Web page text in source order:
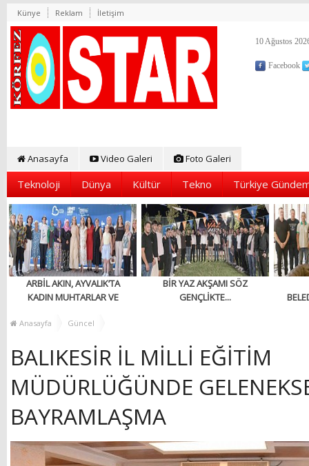
Künye Reklam İletişim
10 Ağustos
Facebook
Anasayfa Video Galeri Foto Galeri
Teknoloji Dünya Kültür Tekno Türkiye
ARBİL AKIN, AYVALIK’TA
KADIN MUHTARLAR VE
BULUŞTU
BİR YAZ AKŞAMI SÖZ
GENÇLİKTE...
Anasayfa Güncel
BALIKESİR İL MİLLİ EĞİTİM
MÜDÜRLÜĞÜNDE
BAYRAMLAŞMA